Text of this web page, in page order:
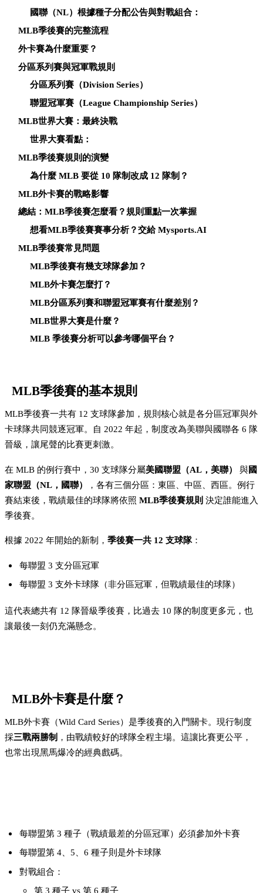
國聯（NL）根據種子分配公告與對戰組合：
MLB季後賽的完整流程
外卡賽為什麼重要？
分區系列賽與冠軍戰規則
分區系列賽（Division Series）
聯盟冠軍賽（League Championship Series）
MLB世界大賽：最終決戰
世界大賽看點：
MLB季後賽規則的演變
為什麼 MLB 要從 10 隊制改成 12 隊制？
MLB外卡賽的戰略影響
總結：MLB季後賽怎麼看？規則重點一次掌握
想看MLB季後賽賽事分析？交給 Mysports.AI
MLB季後賽常見問題
MLB季後賽有幾支球隊參加？
MLB外卡賽怎麼打？
MLB分區系列賽和聯盟冠軍賽有什麼差別？
MLB世界大賽是什麼？
MLB 季後賽分析可以參考哪個平台？
MLB季後賽的基本規則
MLB季後賽一共有 12 支球隊參加，規則核心就是各分區冠軍與外
卡球隊共同競逐冠軍。自 2022 年起，制度改為美聯與國聯各 6 隊
晉級，讓尾聲的比賽更刺激。
在 MLB 的例行賽中，30 支球隊分屬美國聯盟（AL，美聯） 與國
家聯盟（NL，國聯）
，各有三個分區：東區、中區、西區。例行
賽結束後，戰績最佳的球隊將依照 MLB季後賽規則 決定誰能進入
季後賽。
根據 2022 年開始的新制， 季後賽一共 12 支球隊：
每聯盟 3 支分區冠軍
每聯盟 3 支外卡球隊（非分區冠軍，但戰績最佳的球隊）
這代表總共有 12 隊晉級季後賽，比過去 10 隊的制度更多元，也
讓最後一刻仍充滿懸念。
MLB外卡賽是什麼？
MLB外卡賽（Wild Card Series）是季後賽的入門關卡。現行制度
採三戰兩勝制 ，由戰績較好的球隊全程主場。這讓比賽更公平，
也常出現黑馬爆冷的經典戲碼。
每聯盟第 3 種子（戰績最差的分區冠軍）必須參加外卡賽
每聯盟第 4、5、6 種子則是外卡球隊
對戰組合：
第 3 種子 vs 第 6 種子